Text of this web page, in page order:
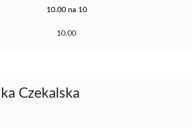
10.00 na 10
10.00
Czekalska